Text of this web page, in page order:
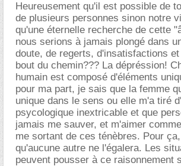
Heureusement qu'il est possible de
de plusieurs personnes sinon notre
qu'une éternelle recherche de cette
nous serions à jamais plongé dans
doute, de regerts, d'insatisfactions
bout du chemin??? La dépréssion!
humain est composé d'éléments
pour ma part, je sais que la femme
unique dans le sens ou elle m'a tiré
psycologique inextricable et que
jamais me sauver, et m'aimer
me sortant de ces ténèbres. Pour
qu'aucune autre ne l'égalera. Les
peuvent pousser à ce raisonnement